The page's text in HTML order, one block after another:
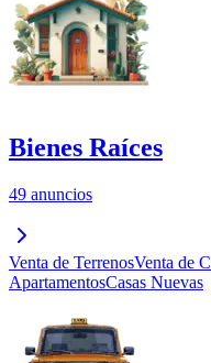
Bienes Raíces
49 anuncios
Venta de TerrenosVenta de
ApartamentosCasas Nuevas